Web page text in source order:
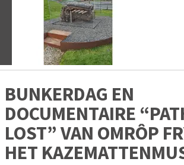
BUNKERDAG EN
DOCUMENTAIRE
LOST” VAN OMRÔP
HET